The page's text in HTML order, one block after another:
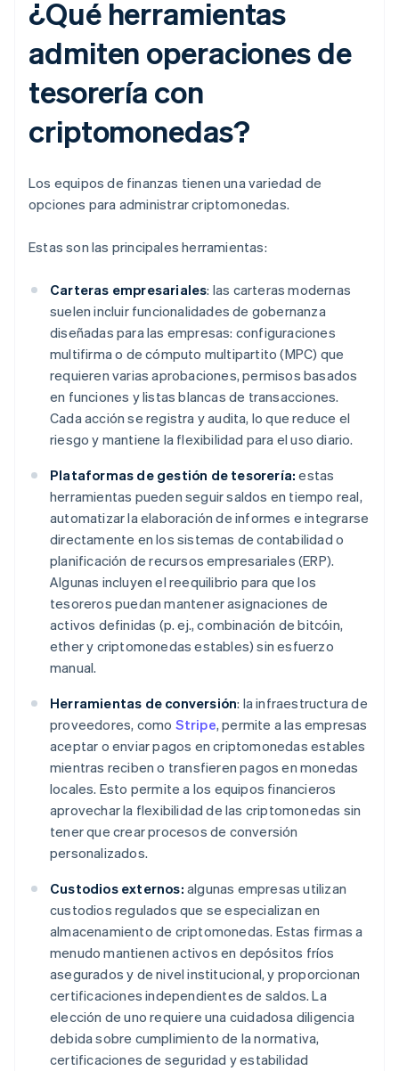
¿Qué herramientas
admiten operaciones de
tesorería con
criptomonedas?
Los equipos de finanzas tienen una variedad de
opciones para administrar criptomonedas.
Estas son las principales herramientas:
Carteras empresariales: las carteras modernas
suelen incluir funcionalidades de gobernanza
diseñadas para las empresas: configuraciones
multifirma o de cómputo multipartito (MPC) que
requieren varias aprobaciones, permisos basados
en funciones y listas blancas de transacciones.
Cada acción se registra y audita, lo que reduce el
riesgo y mantiene la flexibilidad para el uso diario.
Plataformas de gestión de tesorería: estas
herramientas pueden seguir saldos en tiempo real,
automatizar la elaboración de informes e integrarse
directamente en los sistemas de contabilidad o
planificación de recursos empresariales (ERP).
Algunas incluyen el reequilibrio para que los
tesoreros puedan mantener asignaciones de
activos definidas (p. ej., combinación de bitcóin,
ether y criptomonedas estables) sin esfuerzo
manual.
Herramientas de conversión: la infraestructura de
proveedores, como Stripe, permite a las empresas
aceptar o enviar pagos en criptomonedas estables
mientras reciben o transfieren pagos en monedas
locales. Esto permite a los equipos financieros
aprovechar la flexibilidad de las criptomonedas sin
tener que crear procesos de conversión
personalizados.
Custodios externos: algunas empresas utilizan
custodios regulados que se especializan en
almacenamiento de criptomonedas. Estas firmas a
menudo mantienen activos en depósitos fríos
asegurados y de nivel institucional, y proporcionan
certificaciones independientes de saldos. La
elección de uno requiere una cuidadosa diligencia
debida sobre cumplimiento de la normativa,
certificaciones de seguridad y estabilidad